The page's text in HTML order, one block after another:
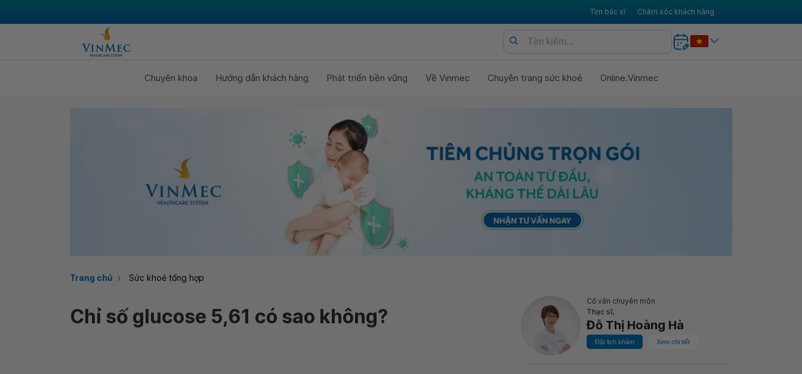
Tìm bác sĩ Chăm sóc khách hàng
Chuyên khoa Hướng dẫn khách hàng Phát triển bền vững Về Vinmec Chuyên trang sức khoẻ Online.Vinmec
Trang chủ Sức khoẻ tổng hợp
Chỉ số glucose 5,61 có sao không?
Cố vấn chuyên môn
Thạc sĩ,
Đỗ Thị Hoàng Hà
Đặt lịch khám Xem chi tiết